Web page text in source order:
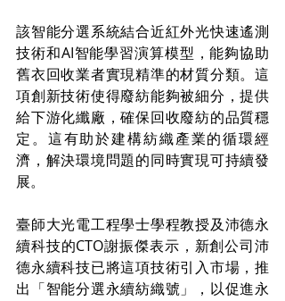
該智能分選系統結合近紅外光快速遙測
技術和AI智能學習演算模型，能夠協助
舊衣回收業者實現精準的材質分類。這
項創新技術使得廢紡能夠被細分，提供
給下游化纖廠，確保回收廢紡的品質穩
定。這有助於建構紡織產業的循環經
濟，解決環境問題的同時實現可持續發
展。
臺師大光電工程學士學程教授及沛德永
續科技的CTO謝振傑表示，新創公司沛
德永續科技已將這項技術引入市場，推
出「智能分選永續紡織號」，以促進永